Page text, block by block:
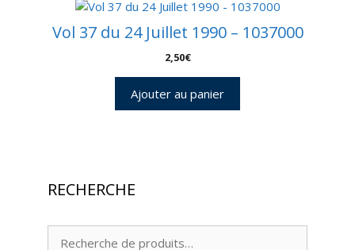
Vol 37 du 24 Juillet 1990 – 1037000
2,50€
Ajouter au panier
RECHERCHE
Recherche